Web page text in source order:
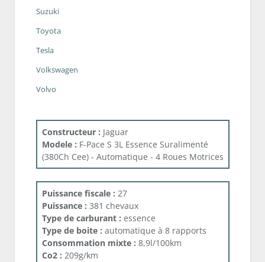
Suzuki
Toyota
Tesla
Volkswagen
Volvo
Constructeur : Jaguar
Modele : F-Pace S 3L Essence Suralimenté
(380Ch Cee) - Automatique - 4 Roues Motrices
Puissance fiscale : 27
Puissance : 381 chevaux
Type de carburant : essence
Type de boite : automatique à 8 rapports
Consommation mixte : 8,9l/100km
Co2 : 209g/km